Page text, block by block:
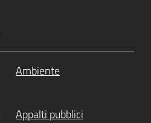
Ambiente
Appalti pubblici